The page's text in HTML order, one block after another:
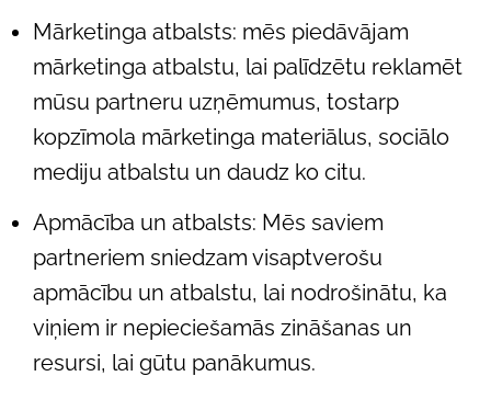
Mārketinga atbalsts: mēs piedāvājam
mārketinga atbalstu, lai palīdzētu reklamēt
mūsu partneru uzņēmumus, tostarp
kopzīmola mārketinga materiālus, sociālo
mediju atbalstu un daudz ko citu.
Apmācība un atbalsts: Mēs saviem
partneriem sniedzam visaptverošu
apmācību un atbalstu, lai nodrošinātu, ka
viņiem ir nepieciešamās zināšanas un
resursi, lai gūtu panākumus.